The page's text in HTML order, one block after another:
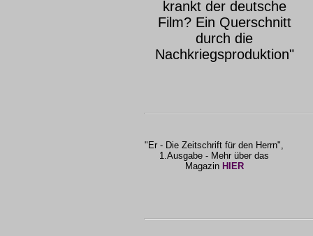
krankt der deutsche
Film? Ein Querschnitt
durch die
Nachkriegsproduktion"
"Er - Die Zeitschrift für den Herrn",
1.Ausgabe - Mehr über das
Magazin HIER